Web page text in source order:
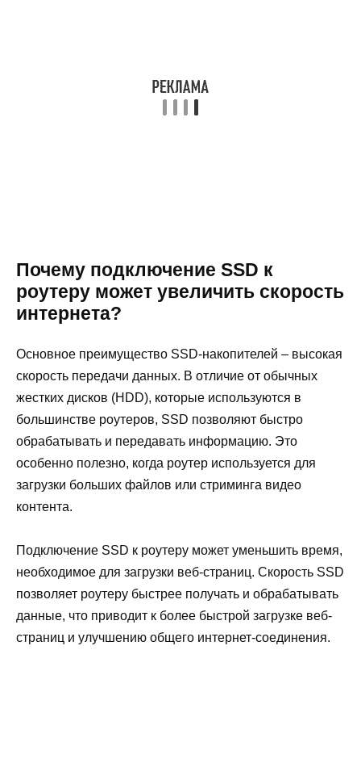
Почему подключение SSD к
роутеру может увеличить скорость
интернета?
Основное преимущество SSD-накопителей – высокая
скорость передачи данных. В отличие от обычных
жестких дисков (HDD), которые используются в
большинстве роутеров, SSD позволяют быстро
обрабатывать и передавать информацию. Это
особенно полезно, когда роутер используется для
загрузки больших файлов или стриминга видео
контента.
Подключение SSD к роутеру может уменьшить время,
необходимое для загрузки веб-страниц. Скорость SSD
позволяет роутеру быстрее получать и обрабатывать
данные, что приводит к более быстрой загрузке веб-
страниц и улучшению общего интернет-соединения.